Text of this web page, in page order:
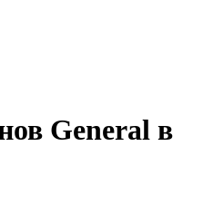
General в